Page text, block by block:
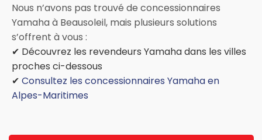
Nous n’avons pas trouvé de concessionnaires
Yamaha à Beausoleil, mais plusieurs solutions
s’offrent à vous :
✔ Découvrez les revendeurs Yamaha dans les villes
proches ci-dessous
✔ Consultez les concessionnaires Yamaha en
Alpes-Maritimes